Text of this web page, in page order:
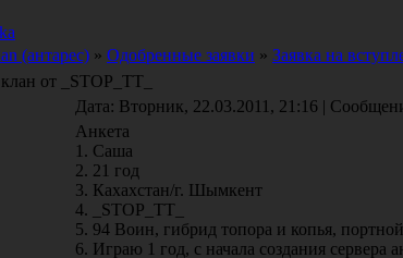
(антарес) » Одобренные заявки » Заявка на
от _STOP_TT_
Дата: Вторник, 22.03.2011, 21:16 |
Анкета
1. Саша
2. 21 год
3. Кахахстан/г. Шымкент
4. _STOP_TT_
5. 94 Воин, гибрид топора и копья,
6. Играю 1 год, с начала создания сервера